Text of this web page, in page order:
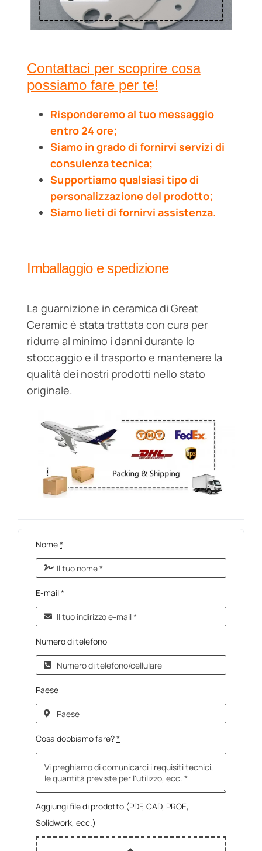
Contattaci per scoprire cosa
possiamo fare per te!
Risponderemo al tuo messaggio
entro 24 ore;
Siamo in grado di fornirvi servizi di
consulenza tecnica;
Supportiamo qualsiasi tipo di
personalizzazione del prodotto;
Siamo lieti di fornirvi assistenza.
Imballaggio e spedizione
La guarnizione in ceramica di Great
Ceramic è stata trattata con cura per
ridurre al minimo i danni durante lo
stoccaggio e il trasporto e mantenere la
qualità dei nostri prodotti nello stato
originale.
Nome*
E-mail*
Numero di telefono
Paese
Cosa dobbiamo fare?*
Aggiungi file di prodotto (PDF, CAD, PROE,
Solidwork, ecc.)